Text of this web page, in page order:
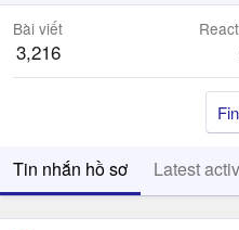
Bài viết
3,216
Tin nhắn hồ sơ Latest